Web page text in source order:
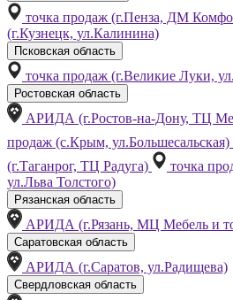
точка продаж (г.Пенза, ДМ
(г.Кузнецк, ул.Калинина)
Псковская область
точка продаж (г.Великие Луки,
Ростовская область
АРИДА (г.Ростов-на-Дону, ТЦ
продаж (с.Крым, ул.Большесальская)
(г.Таганрог, ТЦ Радуга)
точка
ул.Льва Толстого)
Рязанская область
АРИДА (г.Рязань, МЦ Мебель и
Саратовская область
АРИДА (г.Саратов, ул.Радищева)
Свердловская область